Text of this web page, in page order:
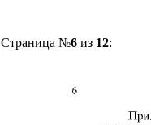
Страница №6из 12: